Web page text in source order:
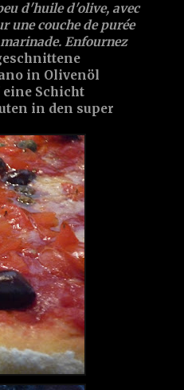
d'huile d'olive, avec
une couche de purée
Enfournez
in Olivenöl
Schicht
in den super